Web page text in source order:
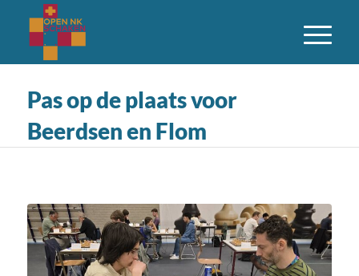
Pas op de plaats voor
Beerdsen en Flom